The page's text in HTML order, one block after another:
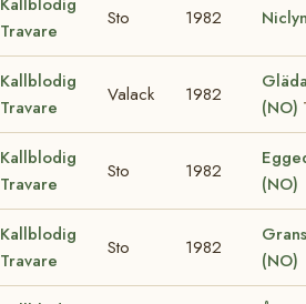
Travare
Sto 1982
Kallblodig
Travare
Valack 1982
(NO)
Kallblodig
Travare
Sto 1982
(NO)
Kallblodig
Travare
Sto 1982
(NO)